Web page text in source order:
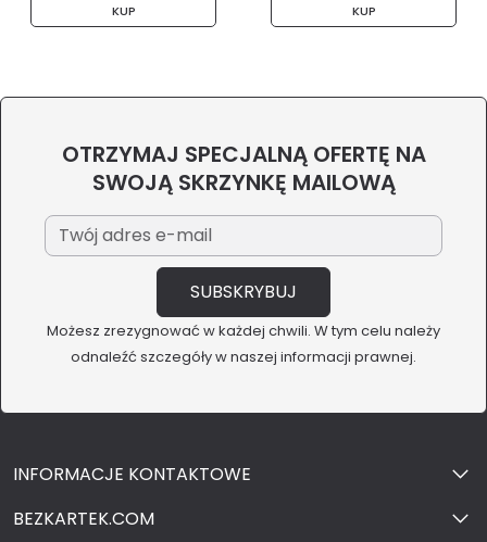
KUP KUP
OTRZYMAJ SPECJALNĄ OFERTĘ NA
SWOJĄ SKRZYNKĘ MAILOWĄ
Możesz zrezygnować w każdej chwili. W tym celu należy
odnaleźć szczegóły w naszej informacji prawnej.
INFORMACJE KONTAKTOWE
BEZKARTEK.COM